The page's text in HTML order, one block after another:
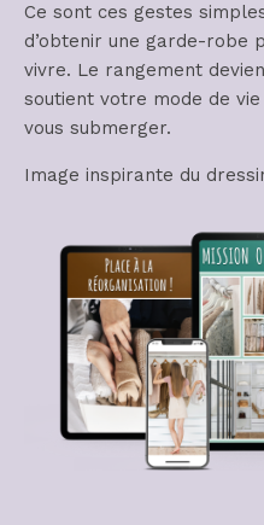
Ce sont ces gestes
d’obtenir une garde-robe
vivre. Le rangement
soutient votre mode de
vous submerger.
Image inspirante du